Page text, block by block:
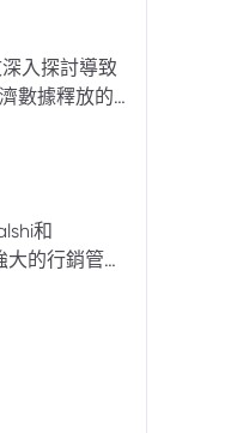
過於求而
。相對地，
降至每桶60
入探討導致
數據釋放的
買入」策略
和
大的行銷管